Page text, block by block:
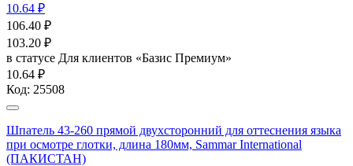
10.64 ₽
106.40 ₽
103.20 ₽
в статусе Для клиентов «Базис Премиум»
10.64 ₽
Код: 25508
Шпатель 43-260 прямой двухсторонний для оттеснения языка
при осмотре глотки, длина 180мм, Sammar International
(ПАКИСТАН)